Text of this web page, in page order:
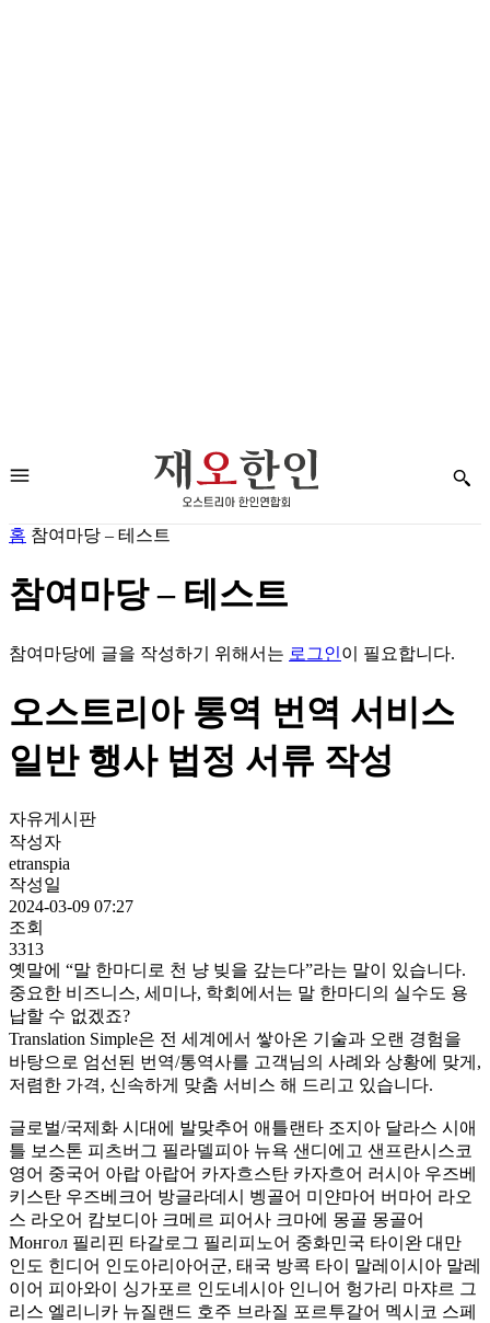
홈 참여마당 – 테스트
참여마당 – 테스트
참여마당에 글을 작성하기 위해서는 로그인이 필요합니다.
오스트리아 통역 번역 서비스
일반 행사 법정 서류 작성
자유게시판
작성자
etranspia
작성일
2024-03-09 07:27
조회
3313
옛말에 “말 한마디로 천 냥 빚을 갚는다”라는 말이 있습니다.
중요한 비즈니스, 세미나, 학회에서는 말 한마디의 실수도 용
납할 수 없겠죠?
Translation Simple은 전 세계에서 쌓아온 기술과 오랜 경험을
바탕으로 엄선된 번역/통역사를 고객님의 사례와 상황에 맞게,
저렴한 가격, 신속하게 맞춤 서비스 해 드리고 있습니다.
글로벌/국제화 시대에 발맞추어 애틀랜타 조지아 달라스 시애
틀 보스톤 피츠버그 필라델피아 뉴욕 샌디에고 샌프란시스코
영어 중국어 아랍 아랍어 카자흐스탄 카자흐어 러시아 우즈베
키스탄 우즈베크어 방글라데시 벵골어 미얀마어 버마어 라오
스 라오어 캄보디아 크메르 피어사 크마에 몽골 몽골어
Монгол 필리핀 타갈로그 필리피노어 중화민국 타이완 대만
인도 힌디어 인도아리아어군, 태국 방콕 타이 말레이시아 말레
이어 피아와이 싱가포르 인도네시아 인니어 헝가리 마쟈르 그
리스 엘리니카 뉴질랜드 호주 브라질 포르투갈어 멕시코 스페